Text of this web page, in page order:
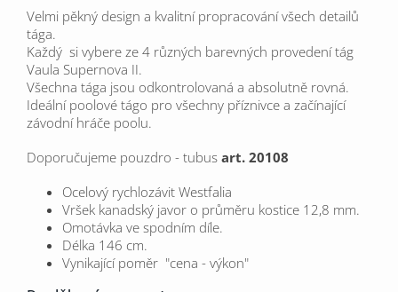
Velmi pěkný design a kvalitní propracování všech detailů
tága.
Každý si vybere ze 4 různých barevných provedení tág
Vaula Supernova II.
Všechna tága jsou odkontrolovaná a absolutně rovná.
Ideální poolové tágo pro všechny příznivce a začínající
závodní hráče poolu.
Doporučujeme pouzdro - tubus art. 20108
Ocelový rychlozávit Westfalia
Vršek kanadský javor o průměru kostice 12,8 mm.
Omotávka ve spodním díle.
Délka 146 cm.
Vynikající poměr "cena - výkon"